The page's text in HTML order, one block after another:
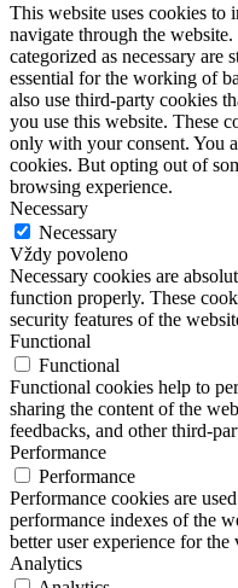
This website uses cookies to
navigate through the
categorized as necessary are
essential for the working of
also use third-party cookies
you use this website. These
only with your consent. You
cookies. But opting out of
browsing experience.
Necessary
Necessary
Vždy povoleno
Necessary cookies are
function properly. These
security features of the
Functional
Functional
Functional cookies help to
sharing the content of the
feedbacks, and other third-
Performance
Performance
Performance cookies are
performance indexes of the
better user experience for the
Analytics